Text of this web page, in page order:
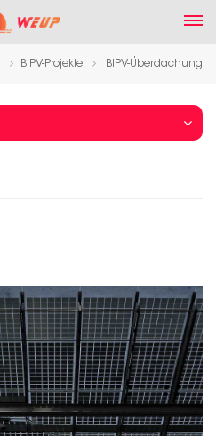
BIPV-Projekte BIPV-Überdachung